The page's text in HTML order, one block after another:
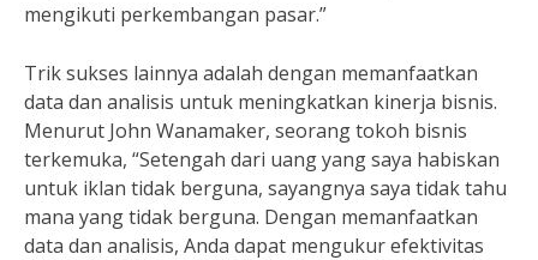
mengikuti perkembangan pasar.”
Trik sukses lainnya adalah dengan memanfaatkan
data dan analisis untuk meningkatkan kinerja bisnis.
Menurut John Wanamaker, seorang tokoh bisnis
terkemuka, “Setengah dari uang yang saya habiskan
untuk iklan tidak berguna, sayangnya saya tidak tahu
mana yang tidak berguna. Dengan memanfaatkan
data dan analisis, Anda dapat mengukur efektivitas